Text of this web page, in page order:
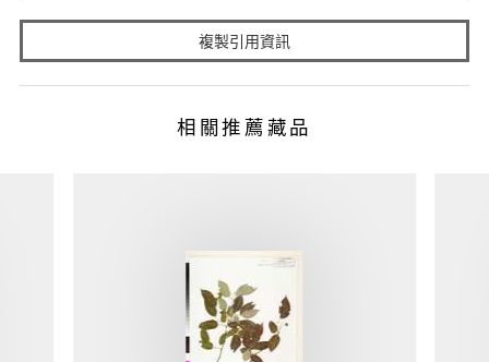
複製引用資訊
相關推薦藏品